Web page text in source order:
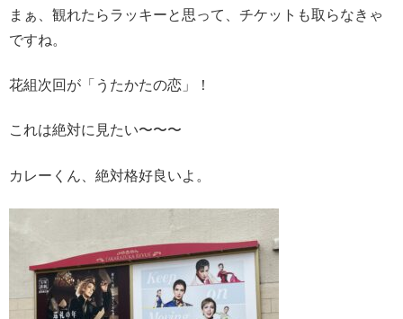
まぁ、観れたらラッキーと思って、チケットも取らなきゃ
ですね。
花組次回が「うたかたの恋」！
これは絶対に見たい〜〜〜
カレーくん、絶対格好良いよ。